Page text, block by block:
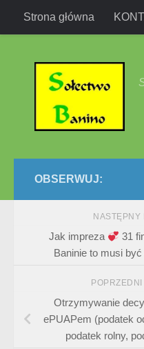
Przejdź do treści
Strona główna
OBSERWUJ:
NASTĘPNY
Jak impreza 31
Baninie to musi
Otrzymywanie
ePUAPem (podatek
podatek rolny,